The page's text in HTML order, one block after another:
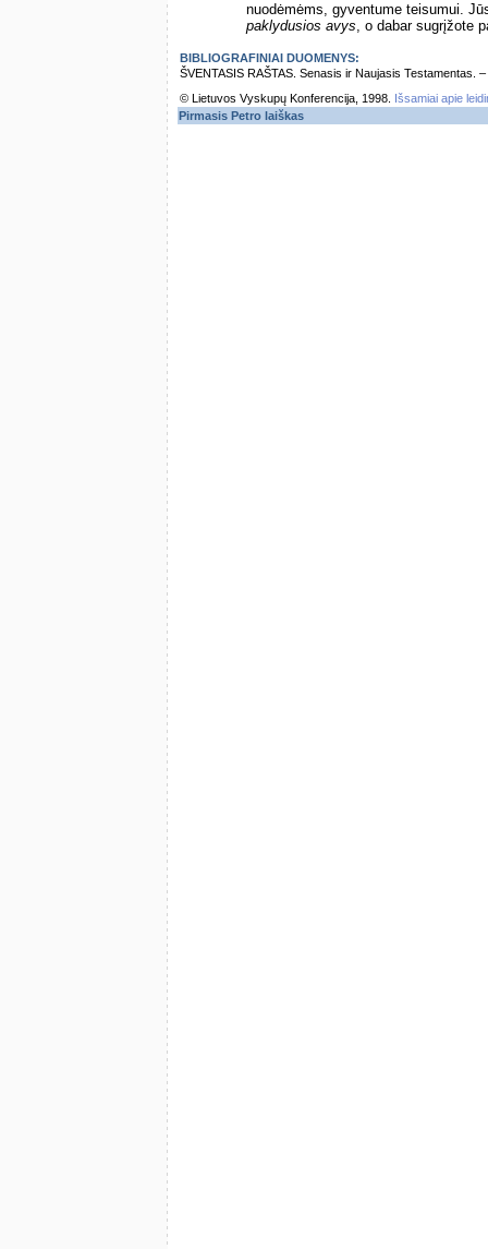
nuodėmėms, gyventume teisumui.
paklydusios avys , o dabar sugrįžote
BIBLIOGRAFINIAI DUOMENYS:
ŠVENTASIS RAŠTAS. Senasis ir Naujasis Testamentas.
© Lietuvos Vyskupų Konferencija, 1998.
Išsamiai apie
Pirmasis Petro laiškas